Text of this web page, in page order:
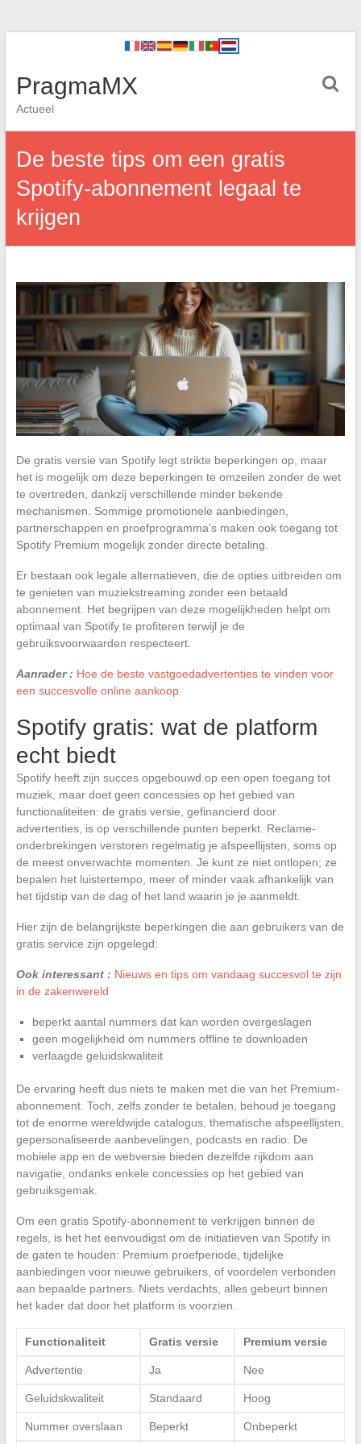
PragmaMX
Actueel
De beste tips om een gratis
Spotify-abonnement legaal te
krijgen
De gratis versie van Spotify legt strikte beperkingen op, maar
het is mogelijk om deze beperkingen te omzeilen zonder de wet
te overtreden, dankzij verschillende minder bekende
mechanismen. Sommige promotionele aanbiedingen,
partnerschappen en proefprogramma’s maken ook toegang tot
Spotify Premium mogelijk zonder directe betaling.
Er bestaan ook legale alternatieven, die de opties uitbreiden om
te genieten van muziekstreaming zonder een betaald
abonnement. Het begrijpen van deze mogelijkheden helpt om
optimaal van Spotify te profiteren terwijl je de
gebruiksvoorwaarden respecteert.
Aanrader : Hoe de beste vastgoedadvertenties te vinden voor
een succesvolle online aankoop
Spotify gratis: wat de platform
echt biedt
Spotify heeft zijn succes opgebouwd op een open toegang tot
muziek, maar doet geen concessies op het gebied van
functionaliteiten: de gratis versie, gefinancierd door
advertenties, is op verschillende punten beperkt. Reclame-
onderbrekingen verstoren regelmatig je afspeellijsten, soms op
de meest onverwachte momenten. Je kunt ze niet ontlopen; ze
bepalen het luistertempo, meer of minder vaak afhankelijk van
het tijdstip van de dag of het land waarin je je aanmeldt.
Hier zijn de belangrijkste beperkingen die aan gebruikers van de
gratis service zijn opgelegd:
Ook interessant : Nieuws en tips om vandaag succesvol te zijn
in de zakenwereld
beperkt aantal nummers dat kan worden overgeslagen
geen mogelijkheid om nummers offline te downloaden
verlaagde geluidskwaliteit
De ervaring heeft dus niets te maken met die van het Premium-
abonnement. Toch, zelfs zonder te betalen, behoud je toegang
tot de enorme wereldwijde catalogus, thematische afspeellijsten,
gepersonaliseerde aanbevelingen, podcasts en radio. De
mobiele app en de webversie bieden dezelfde rijkdom aan
navigatie, ondanks enkele concessies op het gebied van
gebruiksgemak.
Om een gratis Spotify-abonnement te verkrijgen binnen de
regels, is het het eenvoudigst om de initiatieven van Spotify in
de gaten te houden: Premium proefperiode, tijdelijke
aanbiedingen voor nieuwe gebruikers, of voordelen verbonden
aan bepaalde partners. Niets verdachts, alles gebeurt binnen
het kader dat door het platform is voorzien.
Functionaliteit Gratis versie Premium versie
Advertentie Ja Nee
Geluidskwaliteit Standaard Hoog
Nummer overslaan Beperkt Onbeperkt